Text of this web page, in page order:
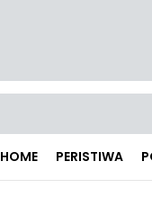
HOME PERISTIWA